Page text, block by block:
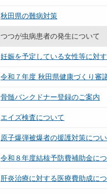
秋田県の難病対策
つつが虫病患者の発生について
妊娠を予定している女性等に対
令和７年度 秋田県健康づくり審
骨髄バンクドナー登録のご案内
エイズ検査について
原子爆弾被爆者の援護対策につ
令和８年度結核予防費補助金に
肝炎治療に対する医療費助成に